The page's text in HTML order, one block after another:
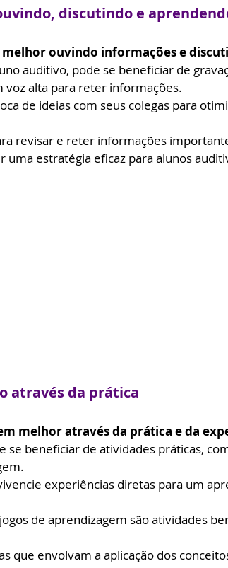
discutindo e
ouvindo informações e
auditivo, pode se beneficiar de
voz alta para reter informações.
de ideias com seus colegas para
revisar e reter informações
uma estratégia eficaz para alunos
através da prática
melhor através da prática e da
se beneficiar de atividades práticas,
experiências diretas para um
de aprendizagem são atividades
que envolvam a aplicação dos